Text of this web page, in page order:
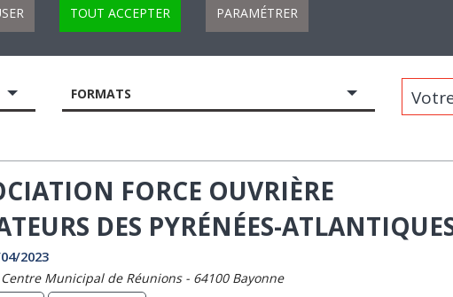
TOUT ACCEPTER PARAMÉTRER
FORMATS Votre
FORCE OUVRIÈRE
DES PYRÉNÉES-
2023
Municipal de Réunions - 64100 Bayonne